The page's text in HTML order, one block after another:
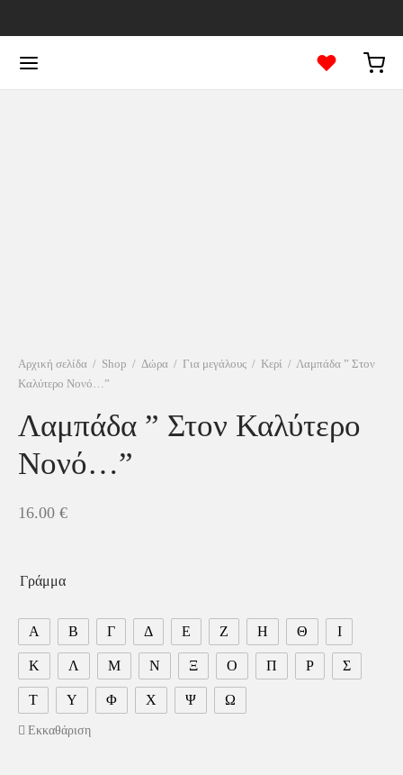
Αρχική σελίδα / Shop / Δώρα / Για μεγάλους / Κερί / Λαμπάδα ” Στον
Καλύτερο Νονό…”
Λαμπάδα ” Στον Καλύτερο
Νονό…”
16.00 €
Γράμμα
Α Β Γ Δ Ε Ζ Η Θ Ι
Κ Λ Μ Ν Ξ Ο Π Ρ Σ
Τ Υ Φ Χ Ψ Ω
Εκκαθάριση